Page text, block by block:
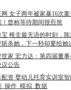
网 女子两年被家暴16次
！曾称等待期间很煎熬
宝 稚圭最无语的时刻，
斩杀她，下一秒却要给她
世家 宏力达：第四届董
议公告
配资 婴幼儿托育实训室
_操作_模拟_数据